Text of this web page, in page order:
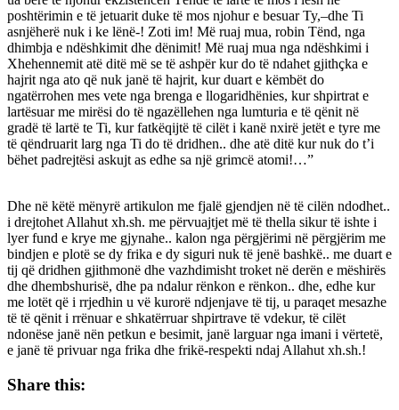
poshtërimin e të jetuarit duke të mos njohur e besuar Ty,–dhe Ti
asnjëherë nuk i ke lënë-! Zoti im! Më ruaj mua, robin Tënd, nga
dhimbja e ndëshkimit dhe dënimit! Më ruaj mua nga ndëshkimi i
Xhehennemit atë ditë më se të ashpër kur do të ndahet gjithçka e
hajrit nga ato që nuk janë të hajrit, kur duart e këmbët do
ngatërrohen mes vete nga brenga e llogaridhënies, kur shpirtrat e
lartësuar me mirësi do të ngazëllehen nga lumturia e të qënit në
gradë të lartë te Ti, kur fatkëqijtë të cilët i kanë nxirë jetët e tyre me
të qëndruarit larg nga Ti do të dridhen.. dhe atë ditë kur nuk do t’i
bëhet padrejtësi askujt as edhe sa një grimcë atomi!…”
Dhe në këtë mënyrë artikulon me fjalë gjendjen në të cilën ndodhet..
i drejtohet Allahut xh.sh. me përvuajtjet më të thella sikur të ishte i
lyer fund e krye me gjynahe.. kalon nga përgjërimi në përgjërim me
bindjen e plotë se dy frika e dy siguri nuk të jenë bashkë.. me duart e
tij që dridhen gjithmonë dhe vazhdimisht troket në derën e mëshirës
dhe dhembshurisë, dhe pa ndalur rënkon e rënkon.. dhe, edhe kur
me lotët që i rrjedhin u vë kurorë ndjenjave të tij, u paraqet mesazhe
të të qënit i rrënuar e shkatërruar shpirtrave të vdekur, të cilët
ndonëse janë nën petkun e besimit, janë larguar nga imani i vërtetë,
e janë të privuar nga frika dhe frikë-respekti ndaj Allahut xh.sh.!
Share this: